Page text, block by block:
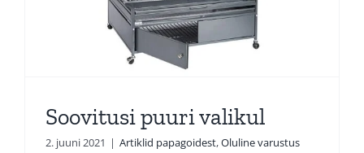
Soovitusi puuri valikul
2. juuni 2021 | Artiklid papagoidest,Oluline varustus